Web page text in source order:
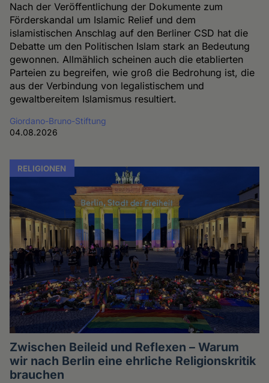
Nach der Veröffentlichung der Dokumente zum
Förderskandal um Islamic Relief und dem
islamistischen Anschlag auf den Berliner CSD hat die
Debatte um den Politischen Islam stark an Bedeutung
gewonnen. Allmählich scheinen auch die etablierten
Parteien zu begreifen, wie groß die Bedrohung ist, die
aus der Verbindung von legalistischem und
gewaltbereitem Islamismus resultiert.
Giordano-Bruno-Stiftung
04.08.2026
RELIGIONEN
Zwischen Beileid und Reflexen – Warum
wir nach Berlin eine ehrliche Religionskritik
brauchen